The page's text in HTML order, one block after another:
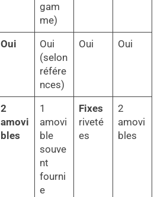
gam
me)
Oui
Oui
(selon
référe
nces)
Oui Oui
2
amovi
bles
1
amovi
ble
souve
nt
fourni
e
Fixes
riveté
es
2
amovi
bles